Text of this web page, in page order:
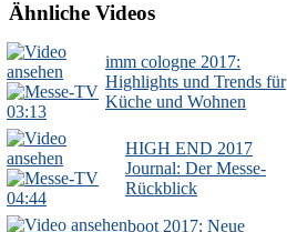
Ähnliche Videos
03:13
imm cologne 2017:
Highlights und Trends für
Küche und Wohnen
04:44
HIGH END 2017
Journal: Der Messe-
Rückblick
boot 2017: Neue